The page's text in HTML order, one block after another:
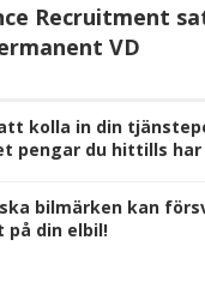
Recruitment
VD
kolla in din
pengar du hittills
bilmärken kan
på din elbil!